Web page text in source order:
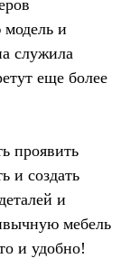
и
служила
еще более
проявить
и создать
и
мебель
и удобно!